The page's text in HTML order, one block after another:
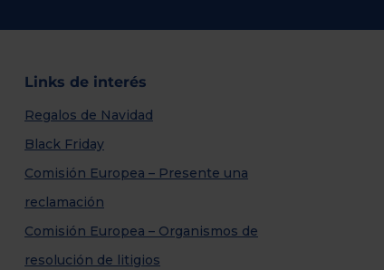
Links de interés
Regalos de Navidad
Black Friday
Comisión Europea – Presente una
reclamación
Comisión Europea – Organismos de
resolución de litigios